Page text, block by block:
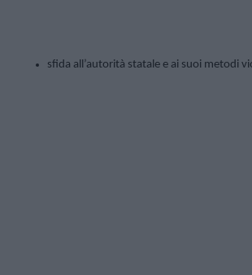
sfida all’autorità statale e ai suoi metodi